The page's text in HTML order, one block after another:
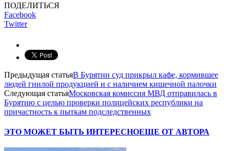
ПОДЕЛИТЬСЯ
Facebook
Twitter
Предыдущая статьяВ Бурятии суд прикрыл кафе, кормившее
людей гнилой продукцией и с наличием кишечной палочки
Следующая статьяМосковская комиссия МВД отправилась в
Бурятию с целью проверки полицейских республики на
причастность к пыткам подследственных
ЭТО МОЖЕТ БЫТЬ ИНТЕРЕСНОЕЩЕ ОТ АВТОРА